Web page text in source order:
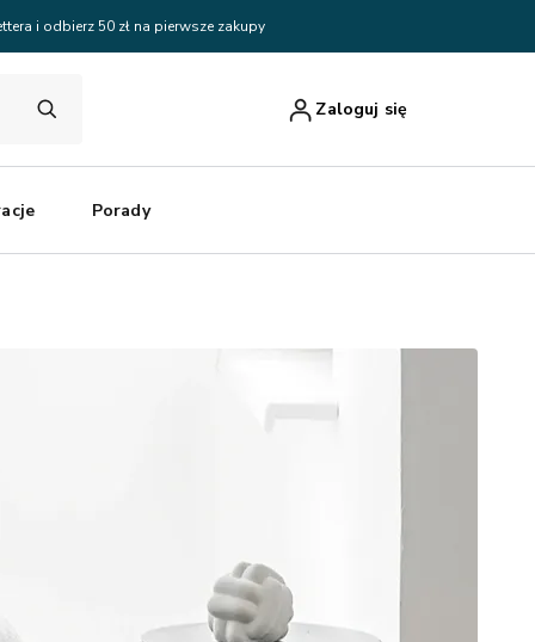
i odbierz 50 zł na pierwsze zakupy
Zaloguj się
Porady